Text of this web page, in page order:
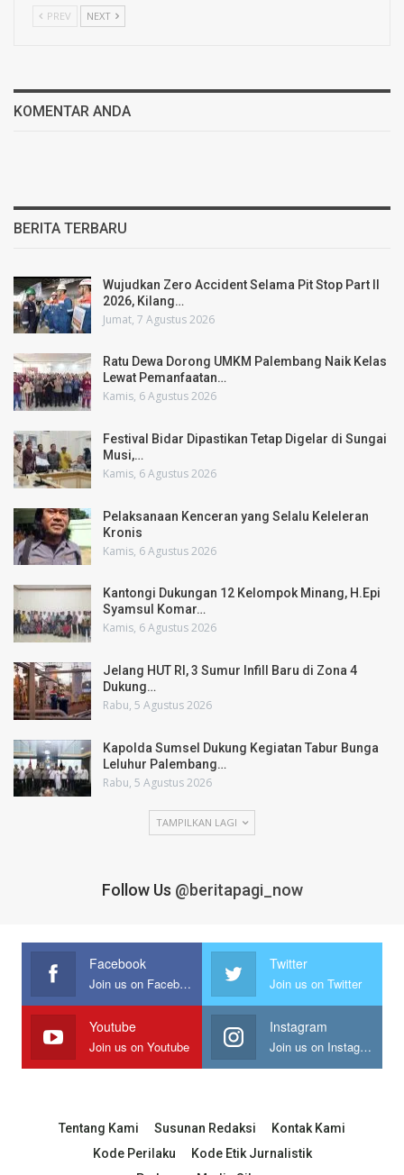
PREV NEXT
KOMENTAR ANDA
BERITA TERBARU
Wujudkan Zero Accident Selama Pit Stop Part II
2026, Kilang…
Jumat, 7 Agustus 2026
Ratu Dewa Dorong UMKM Palembang Naik Kelas
Lewat Pemanfaatan…
Kamis, 6 Agustus 2026
Festival Bidar Dipastikan Tetap Digelar di Sungai
Musi,…
Kamis, 6 Agustus 2026
Pelaksanaan Kenceran yang Selalu Keleleran
Kronis
Kamis, 6 Agustus 2026
Kantongi Dukungan 12 Kelompok Minang, H.Epi
Syamsul Komar…
Kamis, 6 Agustus 2026
Jelang HUT RI, 3 Sumur Infill Baru di Zona 4
Dukung…
Rabu, 5 Agustus 2026
Kapolda Sumsel Dukung Kegiatan Tabur Bunga
Leluhur Palembang…
Rabu, 5 Agustus 2026
TAMPILKAN LAGI
Follow Us @beritapagi_now
Facebook
Join us on Facebook
Twitter
Join us on Twitter
Youtube
Join us on Youtube
Instagram
Join us on Instagram
Tentang Kami Susunan Redaksi
Kontak Kami
Kode Perilaku
Kode Etik Jurnalistik